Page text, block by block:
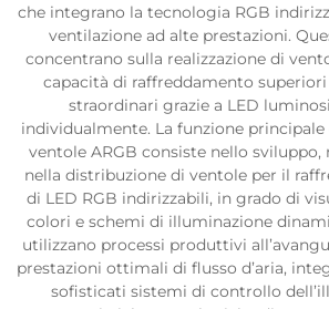
che integrano la tecnologia RGB
ventilazione ad alte prestazioni.
concentrano sulla realizzazione di
capacità di raffreddamento
straordinari grazie a LED
individualmente. La funzione
ventole ARGB consiste nello sviluppo,
nella distribuzione di ventole per il
di LED RGB indirizzabili, in grado di
colori e schemi di illuminazione
utilizzano processi produttivi
prestazioni ottimali di flusso d’aria,
sofisticati sistemi di controllo